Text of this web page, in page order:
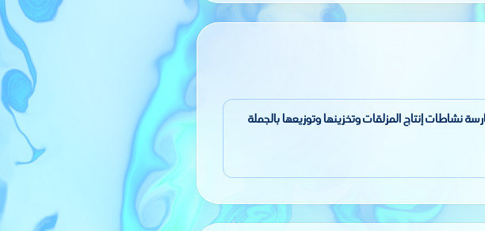
في 30 أبريل 2013 ، يحدد شروط ممارسة نشاطات إنتاج المزلقات وتخزينها وتوزيعها بالجملة